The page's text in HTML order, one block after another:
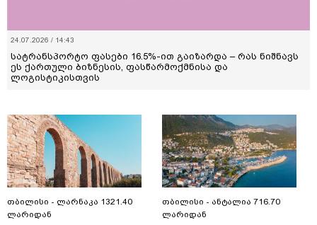
24.07.2026 / 14:43
სატრანსპორტო ფასები 16.5%-ით გაიზარდა – რას ნიშნავს
ეს ქართული ბიზნესის, ფასწარმოქმნისა და
ლოგისტიკისთვის
თბილისი - ლარნაკა 1321.40
ლარიდან
თბილისი - ანტალია 716.70
ლარიდან